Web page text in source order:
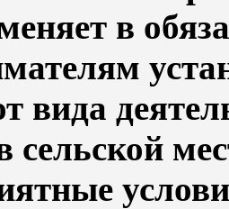
в
вида
сельской